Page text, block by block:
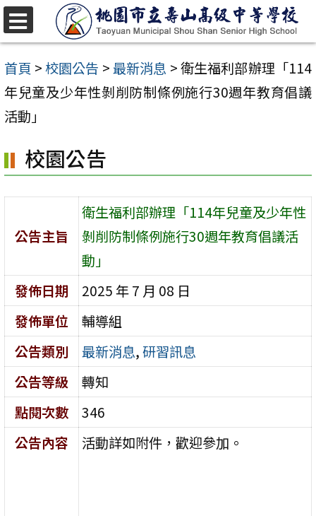
跳
至
主
要
內
區
首頁 >校園公告 >最新消息 >衛生福利部辦理「114
年兒童及少年性剝削防制條例施行30週年教育倡議
活動」
校園公告
公告主旨
衛生福利部辦理「114年兒童及少年性
剝削防制條例施行30週年教育倡議活
動」
發佈日期
2025 年 7 月 08 日
發佈單位
輔導組
公告類別
最新消息,研習訊息
公告等級
轉知
點閱次數
346
公告內容
活動詳如附件，歡迎參加。
選
單